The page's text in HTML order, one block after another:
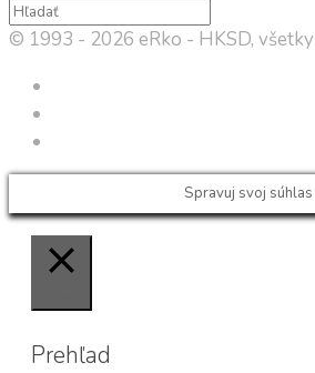
© 1993 - 2026 eRko - HKSD,
Spravuj svoj súhlas
Prehľad